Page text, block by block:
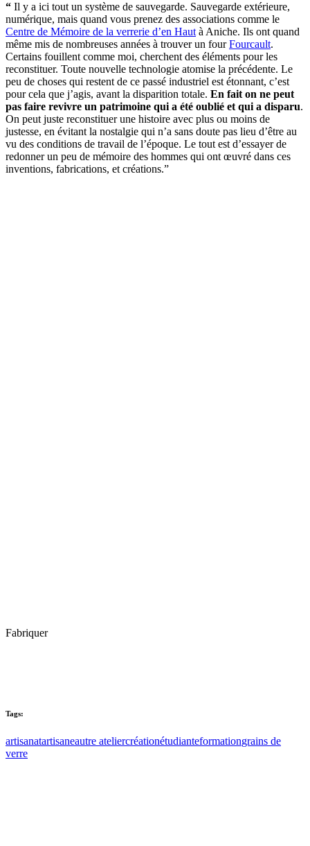
“ Il y a ici tout un système de sauvegarde. Sauvegarde extérieure,
numérique, mais quand vous prenez des associations comme le
Centre de Mémoire de la verrerie d’en Haut à Aniche. Ils ont quand
même mis de nombreuses années à trouver un fourFourcault.
Certains fouillent comme moi, cherchent des éléments pour les
reconstituer. Toute nouvelle technologie atomise la précédente. Le
peu de choses qui restent de ce passé industriel est étonnant, c’est
pour cela que j’agis, avant la disparition totale. En fait on ne peut
pas faire revivre un patrimoine qui a été oublié et qui a disparu.
On peut juste reconstituer une histoire avec plus ou moins de
justesse, en évitant la nostalgie qui n’a sans doute pas lieu d’être au
vu des conditions de travail de l’époque. Le tout est d’essayer de
redonner un peu de mémoire des hommes qui ont œuvré dans ces
inventions, fabrications, et créations.”
Fabriquer
Tags:
artisanatartisaneautre ateliercréationétudianteformationgrains de
verre